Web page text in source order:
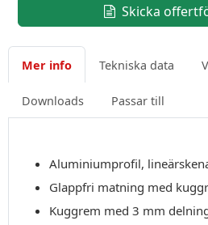
Skicka
Mer info Tekniska data
Downloads Passar till
Aluminiumprofil,
Glappfri matning med
Kuggrem med 3 mm